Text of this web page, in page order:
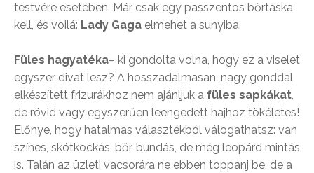
testvére esetében. Már csak egy passzentos bőrtáska
kell, és voilá: Lady Gaga elmehet a sunyiba.
Füles hagyatéka– ki gondolta volna, hogy ez a viselet
egyszer divat lesz? A hosszadalmasan, nagy gonddal
elkészített frizurákhoz nem ajánljuk a füles sapkákat,
de rövid vagy egyszerűen leengedett hajhoz tökéletes!
Előnye, hogy hatalmas választékból válogathatsz: van
színes, skótkockás, bőr, bundás, de még leopárd mintás
is. Talán az üzleti vacsorára ne ebben toppanj be, de a